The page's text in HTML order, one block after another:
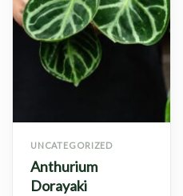
UNCATEGORIZED
Anthurium
Dorayaki